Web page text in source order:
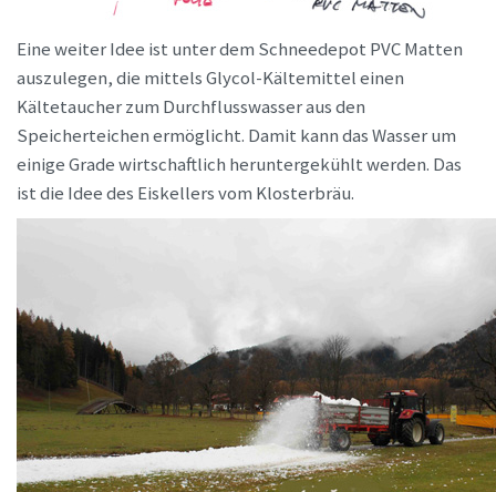
Eine weiter Idee ist unter dem Schneedepot PVC Matten
auszulegen, die mittels Glycol-Kältemittel einen
Kältetaucher zum Durchflusswasser aus den
Speicherteichen ermöglicht. Damit kann das Wasser um
einige Grade wirtschaftlich heruntergekühlt werden. Das
ist die Idee des Eiskellers vom Klosterbräu.